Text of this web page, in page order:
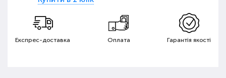
Експрес-доставка Оплата Гарантія якості